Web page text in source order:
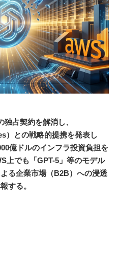
独占契約を解消し、
）との戦略的提携を発表し
億ドルのインフラ投資負担を
上でも「GPT-5」等のモデル
る企業市場（B2B）への浸透
する。